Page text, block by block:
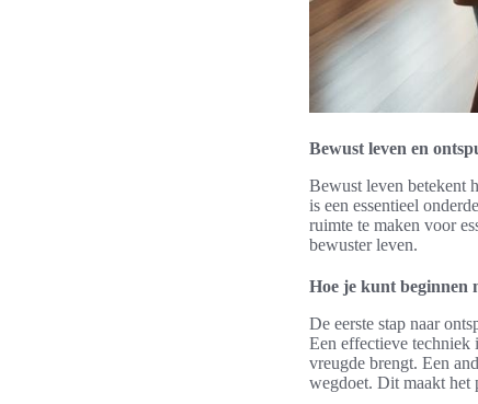
Bewust leven en
Bewust leven betekent
is een essentieel
ruimte te maken voor
bewuster leven.
Hoe je kunt beginnen
De eerste stap naar
Een effectieve
vreugde brengt. Een
wegdoet. Dit maakt het